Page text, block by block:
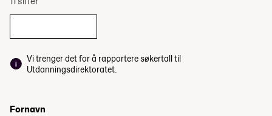
Vi trenger det for å rapportere søkertall til
Utdanningsdirektoratet.
Fornavn